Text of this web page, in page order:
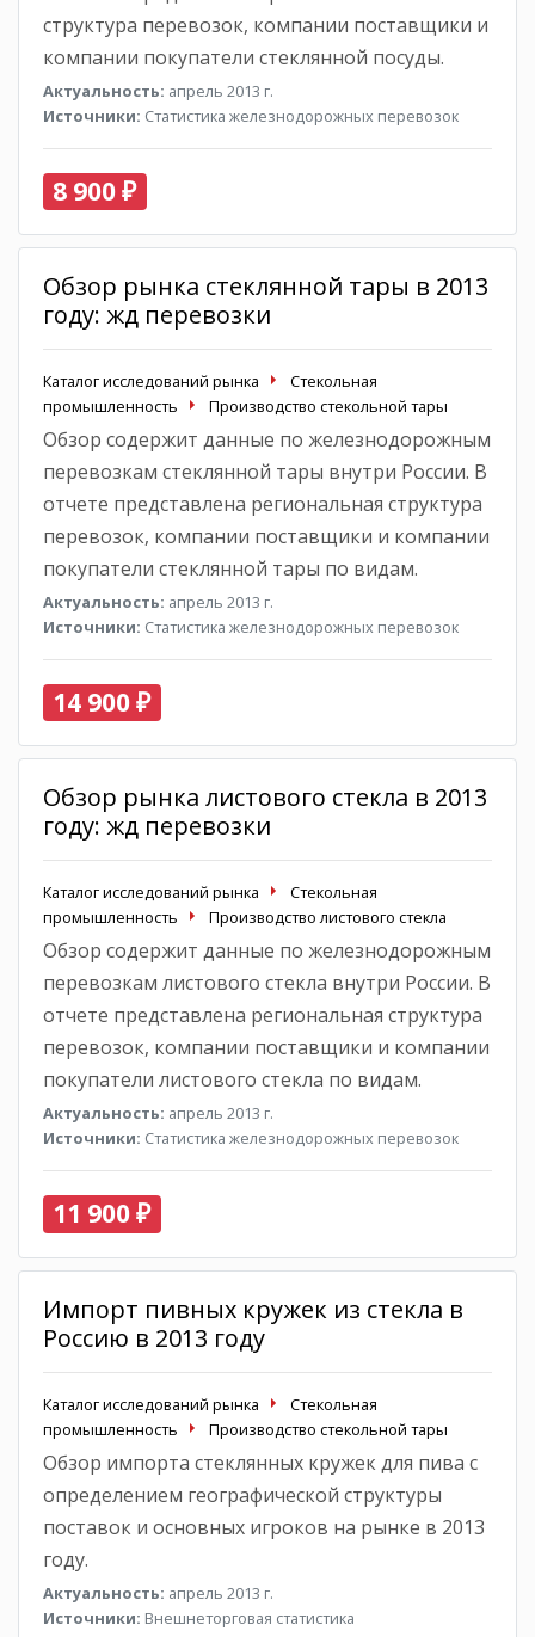
структура перевозок, компании поставщики и
компании покупатели стеклянной посуды.
Актуальность: апрель 2013 г.
Источники: Статистика железнодорожных перевозок
8 900 ₽
Обзор рынка стеклянной тары в 2013
году: жд перевозки
Каталог исследований рынка
Стекольная
промышленность
Производство стекольной тары
Обзор содержит данные по железнодорожным
перевозкам стеклянной тары внутри России. В
отчете представлена региональная структура
перевозок, компании поставщики и компании
покупатели стеклянной тары по видам.
Актуальность: апрель 2013 г.
Источники: Статистика железнодорожных перевозок
14 900 ₽
Обзор рынка листового стекла в 2013
году: жд перевозки
Каталог исследований рынка
Стекольная
промышленность
Производство листового стекла
Обзор содержит данные по железнодорожным
перевозкам листового стекла внутри России. В
отчете представлена региональная структура
перевозок, компании поставщики и компании
покупатели листового стекла по видам.
Актуальность: апрель 2013 г.
Источники: Статистика железнодорожных перевозок
11 900 ₽
Импорт пивных кружек из стекла в
Россию в 2013 году
Каталог исследований рынка
Стекольная
промышленность
Производство стекольной тары
Обзор импорта стеклянных кружек для пива с
определением географической структуры
поставок и основных игроков на рынке в 2013
году.
Актуальность: апрель 2013 г.
Источники: Внешнеторговая статистика